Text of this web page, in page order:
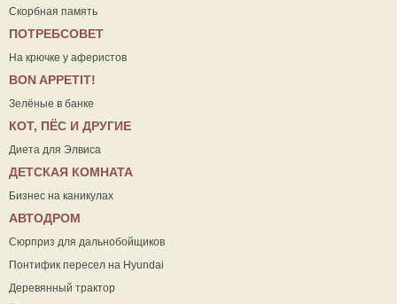
Скорбная память
ПОТРЕБСОВЕТ
На крючке у аферистов
ВON APPETIT!
Зелёные в банке
КОТ, ПЁС И ДРУГИЕ
Диета для Элвиса
ДЕТСКАЯ КОМНАТА
Бизнес на каникулах
АВТОДРОМ
Сюрприз для дальнобойщиков
Понтифик пересел на Hyundai
Деревянный трактор